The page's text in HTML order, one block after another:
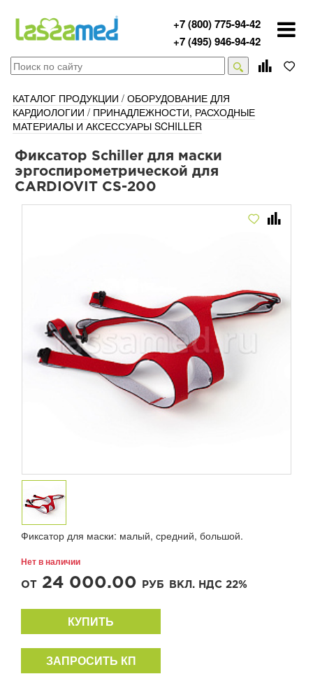
+7 (800) 775-94-42
+7 (495) 946-94-42
КАТАЛОГ ПРОДУКЦИИ / ОБОРУДОВАНИЕ ДЛЯ
КАРДИОЛОГИИ / ПРИНАДЛЕЖНОСТИ, РАСХОДНЫЕ
МАТЕРИАЛЫ И АКСЕССУАРЫ SCHILLER
Фиксатор Schiller для маски
эргоспирометрической для
CARDIOVIT CS-200
Фиксатор для маски: малый, средний, большой.
Нет в наличии
ОТ 24 000.00 РУБ ВКЛ. НДС 22%
КУПИТЬ
ЗАПРОСИТЬ КП